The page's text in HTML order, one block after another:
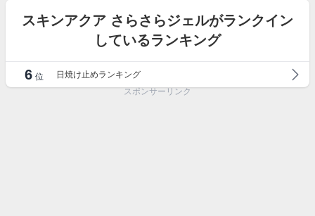
スキンアクア さらさらジェルがランクイン
しているランキング
6 位
日焼け止めランキング
スポンサーリンク